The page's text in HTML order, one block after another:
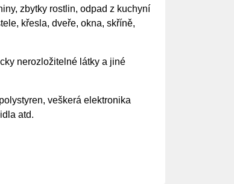
zbytky rostlin, odpad z kuchyní
křesla, dveře, okna, skříně,
nerozložitelné látky a jiné
veškerá elektronika
atd.